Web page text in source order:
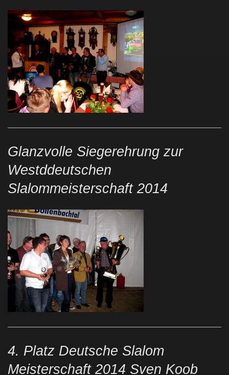
Glanzvolle Siegerehrung zur
Westddeutschen
Slalommeisterschaft 2014
4. Platz Deutsche Slalom
Meisterschaft 2014 Sven Koob